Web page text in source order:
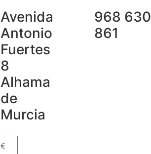
Avenida
Antonio
Fuertes
8
Alhama
de
Murcia
968 630
861
€